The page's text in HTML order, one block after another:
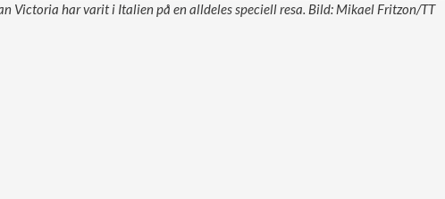
Victoria har varit i Italien på en alldeles speciell resa. Bild: Mikael Fritzon/TT